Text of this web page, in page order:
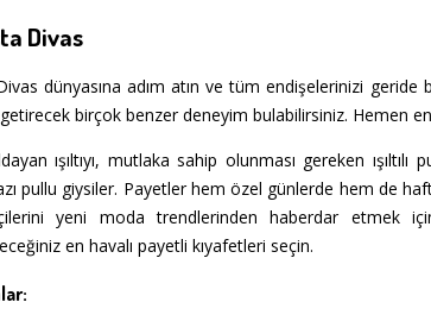
Divas
dünyasına adım atın ve tüm endişelerinizi
birçok benzer deneyim bulabilirsiniz. Hemen
ışıltıyı, mutlaka sahip olunması gereken
pullu giysiler. Payetler hem özel günlerde hem de
yeni moda trendlerinden haberdar etmek
en havalı payetli kıyafetleri seçin.